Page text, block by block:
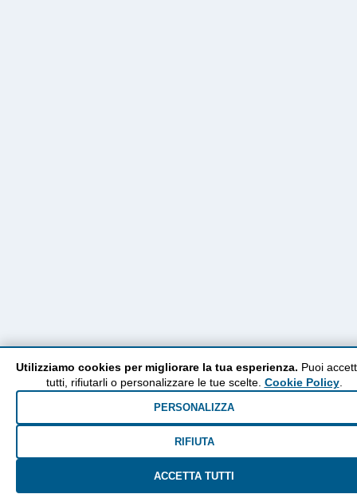
Utilizziamo cookies per migliorare la tua esperienza. Puoi
tutti, rifiutarli o personalizzare le tue scelte. Cookie Policy.
PERSONALIZZA
RIFIUTA
ACCETTA TUTTI